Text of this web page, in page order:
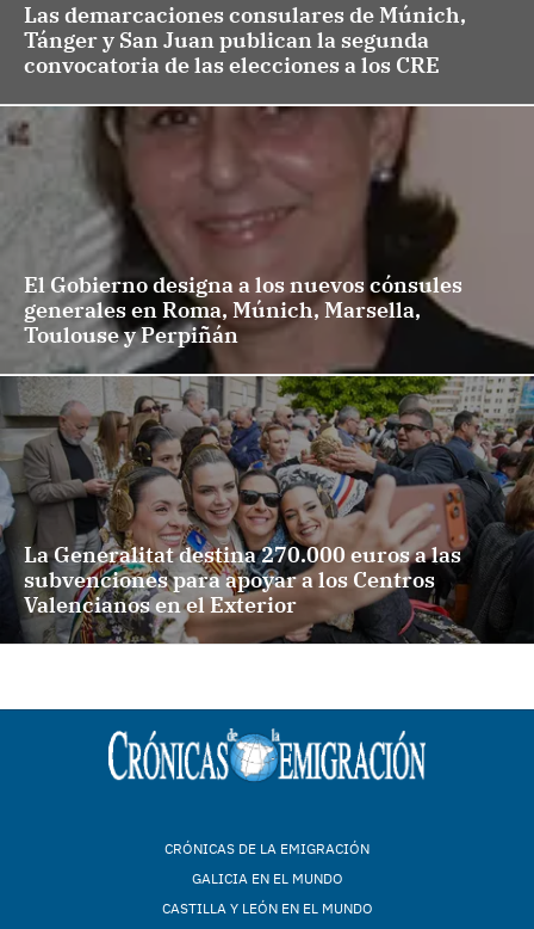
Las demarcaciones consulares de Múnich,
Tánger y San Juan publican la segunda
convocatoria de las elecciones a los CRE
El Gobierno designa a los nuevos cónsules
generales en Roma, Múnich, Marsella,
Toulouse y Perpiñán
La Generalitat destina 270.000 euros a las
subvenciones para apoyar a los Centros
Valencianos en el Exterior
CRÓNICAS DE LA EMIGRACIÓN
GALICIA EN EL MUNDO
CASTILLA Y LEÓN EN EL MUNDO